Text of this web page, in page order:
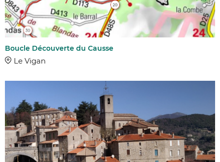
Boucle Découverte du Causse
Le Vigan